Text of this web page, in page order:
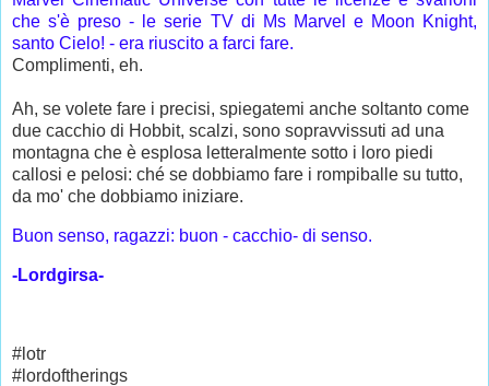
che s'è preso - le serie TV di Ms Marvel e Moon Knight,
santo Cielo! - era riuscito a farci fare.
Complimenti, eh.
Ah, se volete fare i precisi, spiegatemi anche soltanto come
due cacchio di Hobbit, scalzi, sono sopravvissuti ad una
montagna che è esplosa letteralmente sotto i loro piedi
callosi e pelosi: ché se dobbiamo fare i rompiballe su tutto,
da mo' che dobbiamo iniziare.
Buon senso, ragazzi: buon - cacchio- di senso.
-Lordgirsa-
#lotr
#lordoftherings